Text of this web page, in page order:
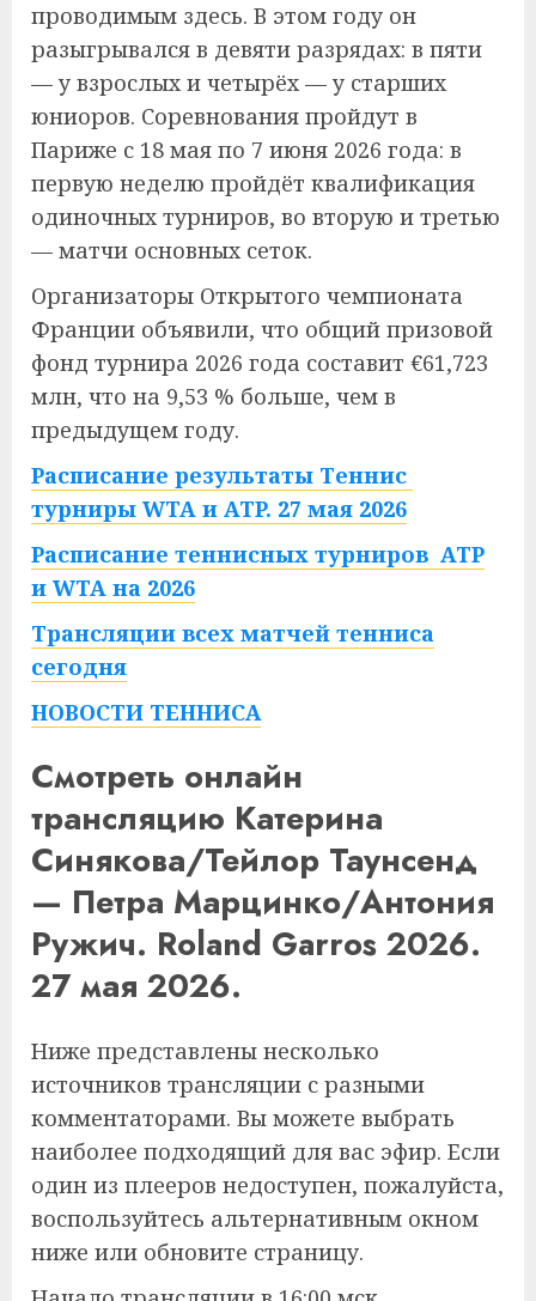
проводимым здесь. В этом году он
разыгрывался в девяти разрядах: в пяти
— у взрослых и четырёх — у старших
юниоров. Соревнования пройдут в
Париже с 18 мая по 7 июня 2026 года: в
первую неделю пройдёт квалификация
одиночных турниров, во вторую и третью
— матчи основных сеток.
Организаторы Открытого чемпионата
Франции объявили, что общий призовой
фонд турнира 2026 года составит €61,723
млн, что на 9,53 % больше, чем в
предыдущем году.
Расписание результаты Теннис
турниры WTA и ATP. 27 мая 2026
Расписание теннисных турниров ATP
и WTA на 2026
Трансляции всех матчей тенниса
сегодня
НОВОСТИ ТЕННИСА
Смотреть онлайн
трансляцию Катерина
Синякова/Тейлор Таунсенд
— Петра Марцинко/Антония
Ружич. Roland Garros 2026.
27 мая 2026.
Ниже представлены несколько
источников трансляции с разными
комментаторами. Вы можете выбрать
наиболее подходящий для вас эфир. Если
один из плееров недоступен, пожалуйста,
воспользуйтесь альтернативным окном
ниже или обновите страницу.